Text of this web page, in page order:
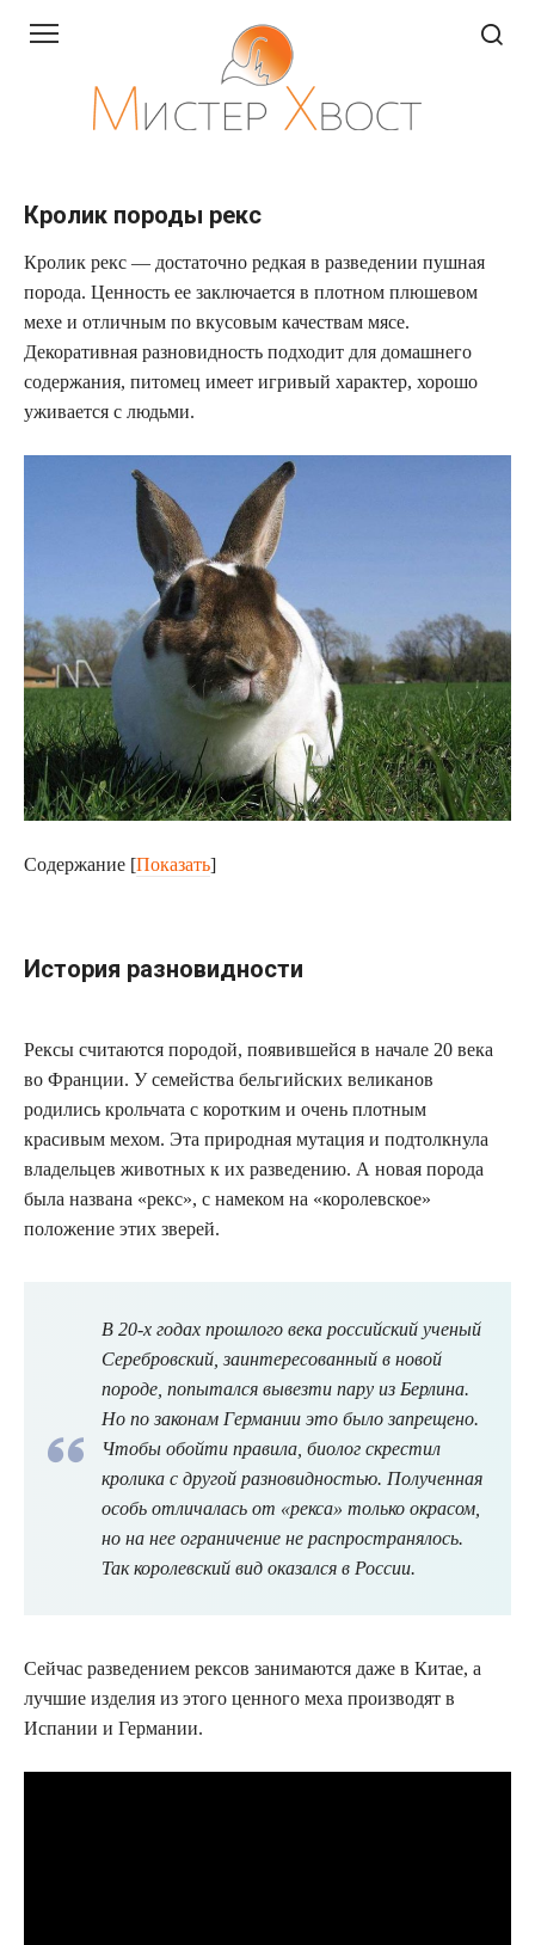
Кролик породы рекс
Кролик рекс — достаточно редкая в разведении пушная
порода. Ценность ее заключается в плотном плюшевом
мехе и отличным по вкусовым качествам мясе.
Декоративная разновидность подходит для домашнего
содержания, питомец имеет игривый характер, хорошо
уживается с людьми.
Содержание [Показать]
История разновидности
Рексы считаются породой, появившейся в начале 20 века
во Франции. У семейства бельгийских великанов
родились крольчата с коротким и очень плотным
красивым мехом. Эта природная мутация и подтолкнула
владельцев животных к их разведению. А новая порода
была названа «рекс», с намеком на «королевское»
положение этих зверей.
В 20-х годах прошлого века российский ученый
Серебровский, заинтересованный в новой
породе, попытался вывезти пару из Берлина.
Но по законам Германии это было запрещено.
Чтобы обойти правила, биолог скрестил
кролика с другой разновидностью. Полученная
особь отличалась от «рекса» только окрасом,
но на нее ограничение не распространялось.
Так королевский вид оказался в России.
Сейчас разведением рексов занимаются даже в Китае, а
лучшие изделия из этого ценного меха производят в
Испании и Германии.